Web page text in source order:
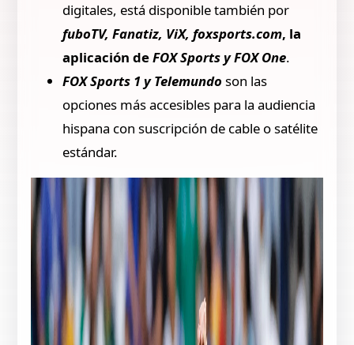
digitales, está disponible también por
fuboTV, Fanatiz, ViX, foxsports.com, la
aplicación deFOX Sports y FOX One.
FOX Sports 1 y Telemundo son las
opciones más accesibles para la audiencia
hispana con suscripción de cable o satélite
estándar.